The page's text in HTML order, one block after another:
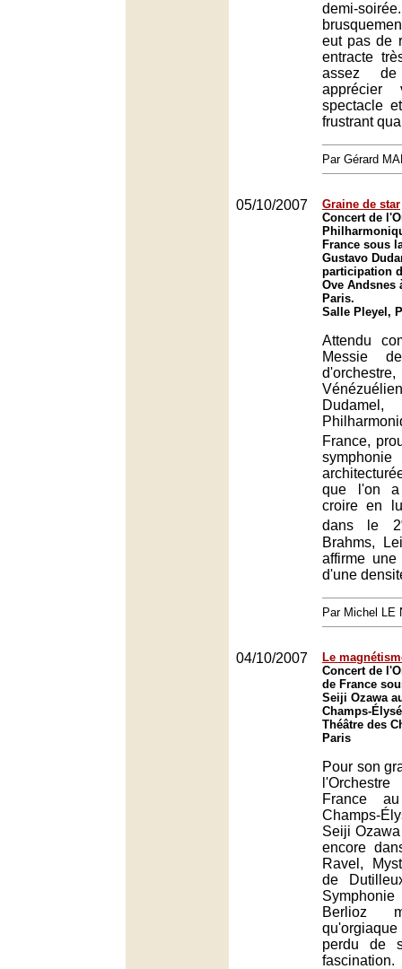
demi-
eut pas de
entracte
assez
apprécier
spectacle
frustrant
Par Gérard
05/10/2007
Graine de star
Concert de
France sous
Gustavo
participation
Ove Andsnes
Paris.
Salle Pleyel,
Attendu
Messie
France,
que l'on
croire en
dans le 2
Brahms,
affirme
d'une
Par Michel LE
04/10/2007
Le
Concert de
de France
Seiji Ozawa
Champs-
Théâtre des
Paris
Pour son
France
Champs-
Seiji
encore
Ravel,
de
Berlioz
perdu de
fascination.